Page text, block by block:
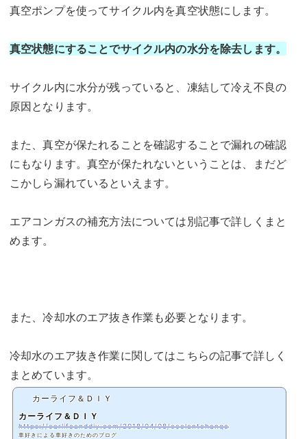
真空ポンプを使ってサイクル内を真空状態にします。
真空状態にすることでサイクル内の水分を除去します。
サイクル内に水分が残っていると、凍結して冷え不良の
原因となります。
また、真空が保たれることを確認することで漏れの確認
にもなります。真空が保たれないということは、まだど
こかしら漏れているといえます。
エアコンガスの補充方法については別記事で詳しくまと
めます。
また、冷却水のエア抜き作業も必要となります。
冷却水のエア抜き作業に関してはこちらの記事で詳しく
まとめています。
カーライフ＆ＤＩＹ
カーライフ＆ＤＩＹ
https://carlifeanddiy.com/2018/04/08/coolantchange
車好きによる車好きのためのブログ